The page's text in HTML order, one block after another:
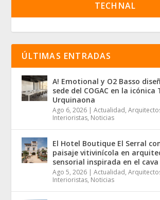
TECHNAL
ÚLTIMAS ENTRADAS
A! Emotional y O2 Basso
sede del COGAC en la icónica
Urquinaona
Ago 6, 2026 |Actualidad,
Interioristas, Noticias
El Hotel Boutique El Serral
paisaje vitivinícola en
sensorial inspirada en el
Ago 5, 2026 |Actualidad,
Interioristas, Noticias